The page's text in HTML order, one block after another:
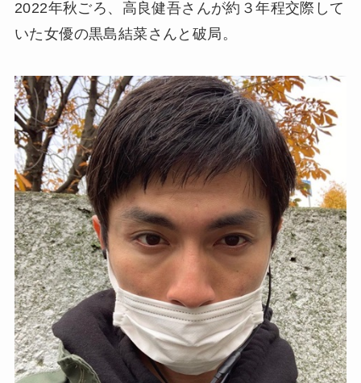
2022年秋ごろ、高良健吾さんが約３年程交際して
いた女優の黒島結菜さんと破局。